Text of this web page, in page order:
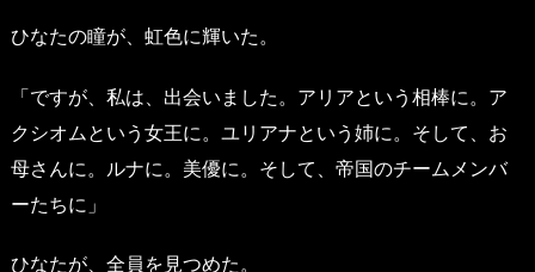
ひなたの瞳が、虹色に輝いた。
「ですが、私は、出会いました。アリアという相棒に。ア
クシオムという女王に。ユリアナという姉に。そして、お
母さんに。ルナに。美優に。そして、帝国のチームメンバ
ーたちに」
ひなたが、全員を見つめた。